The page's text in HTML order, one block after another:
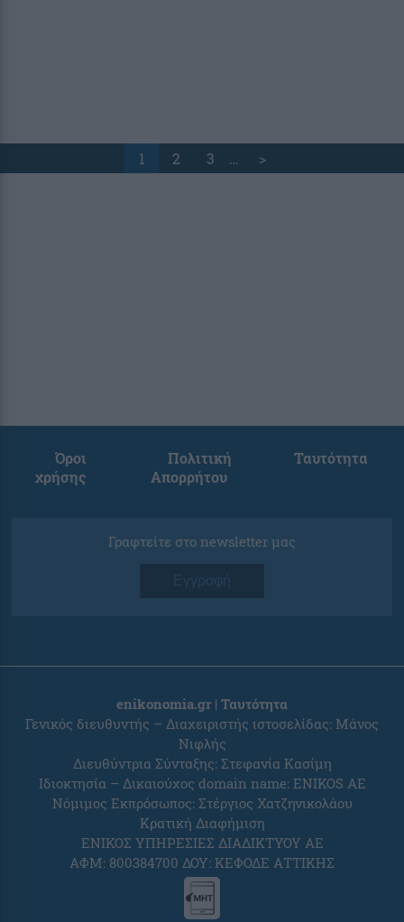
1 2 3 … >
Όροι
χρήσης
Πολιτική
Απορρήτου
Ταυτότητα
Γραφτείτε στο newsletter μας
Εγγραφή
enikonomia.gr | Ταυτότητα
Γενικός διευθυντής – Διαχειριστής ιστοσελίδας: Μάνος
Νιφλής
Διευθύντρια Σύνταξης: Στεφανία Κασίμη
Ιδιοκτησία – Δικαιούχος domain name: ENIKOS AE
Νόμιμος Εκπρόσωπος: Στέργιος Χατζηνικολάου
Κρατική Διαφήμιση
ΕΝΙΚΟΣ ΥΠΗΡΕΣΙΕΣ ΔΙΑΔΙΚΤΥΟΥ ΑΕ
ΑΦΜ: 800384700 ΔΟΥ: ΚΕΦΟΔΕ ΑΤΤΙΚΗΣ